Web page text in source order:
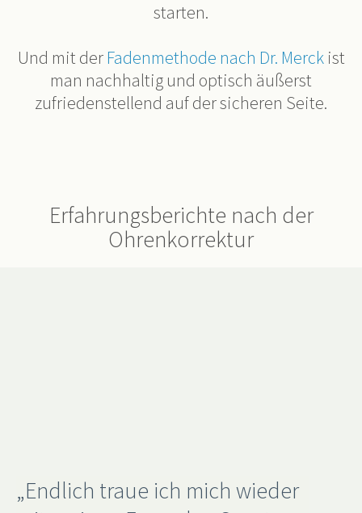
starten.
Und mit der Fadenmethode nach Dr. Merckist
man nachhaltig und optisch äußerst
zufriedenstellend auf der sicheren Seite.
Erfahrungsberichte nach der
Ohrenkorrektur
„Endlich traue ich mich wieder